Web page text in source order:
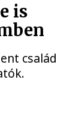
is
család